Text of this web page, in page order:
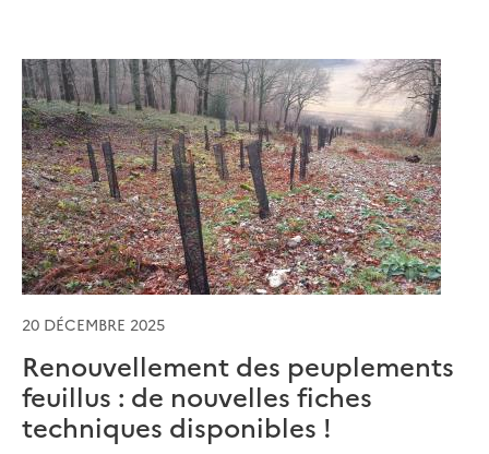
20 DÉCEMBRE 2025
Renouvellement des peuplements
feuillus : de nouvelles fiches
techniques disponibles !